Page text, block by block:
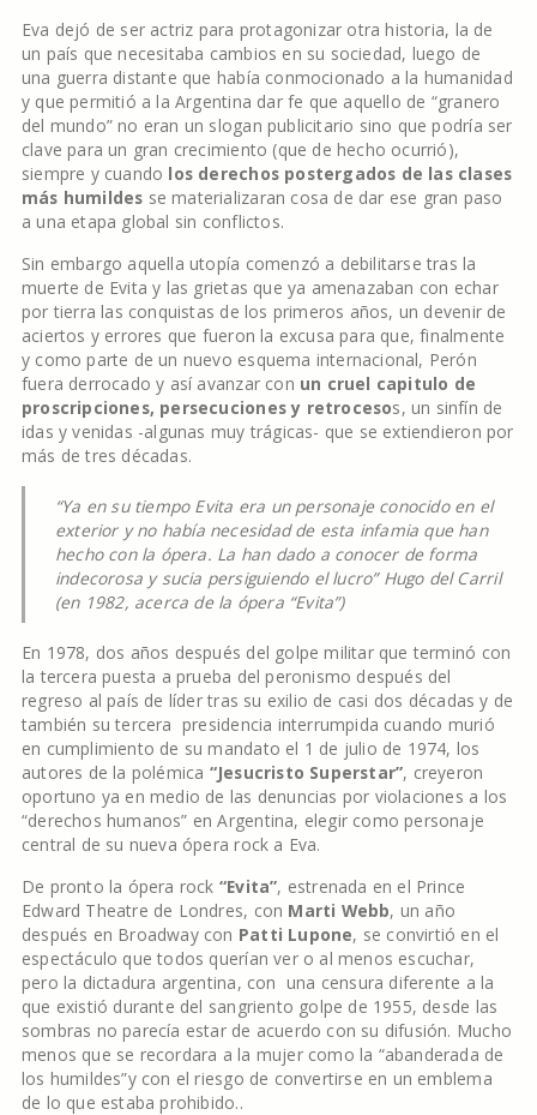
Eva dejó de ser actriz para protagonizar otra historia, la de
un país que necesitaba cambios en su sociedad, luego de
una guerra distante que había conmocionado a la humanidad
y que permitió a la Argentina dar fe que aquello de “granero
del mundo” no eran un slogan publicitario sino que podría ser
clave para un gran crecimiento (que de hecho ocurrió),
siempre y cuando los derechos postergados de las clases
más humildes se materializaran cosa de dar ese gran paso
a una etapa global sin conflictos.
Sin embargo aquella utopía comenzó a debilitarse tras la
muerte de Evita y las grietas que ya amenazaban con echar
por tierra las conquistas de los primeros años, un devenir de
aciertos y errores que fueron la excusa para que, finalmente
y como parte de un nuevo esquema internacional, Perón
fuera derrocado y así avanzar con un cruel capitulo de
proscripciones, persecuciones y retrocesos, un sinfín de
idas y venidas -algunas muy trágicas- que se extiendieron por
más de tres décadas.
“Ya en su tiempo Evita era un personaje conocido en el
exterior y no había necesidad de esta infamia que han
hecho con la ópera. La han dado a conocer de forma
indecorosa y sucia persiguiendo el lucro” Hugo del Carril
(en 1982, acerca de la ópera “Evita”)
En 1978, dos años después del golpe militar que terminó con
la tercera puesta a prueba del peronismo después del
regreso al país de líder tras su exilio de casi dos décadas y de
también su tercera presidencia interrumpida cuando murió
en cumplimiento de su mandato el 1 de julio de 1974, los
autores de la polémica “Jesucristo Superstar”, creyeron
oportuno ya en medio de las denuncias por violaciones a los
“derechos humanos” en Argentina, elegir como personaje
central de su nueva ópera rock a Eva.
De pronto la ópera rock “Evita”, estrenada en el Prince
Edward Theatre de Londres, con Marti Webb, un año
después en Broadway con Patti Lupone, se convirtió en el
espectáculo que todos querían ver o al menos escuchar,
pero la dictadura argentina, con una censura diferente a la
que existió durante del sangriento golpe de 1955, desde las
sombras no parecía estar de acuerdo con su difusión. Mucho
menos que se recordara a la mujer como la “abanderada de
los humildes”y con el riesgo de convertirse en un emblema
de lo que estaba prohibido..